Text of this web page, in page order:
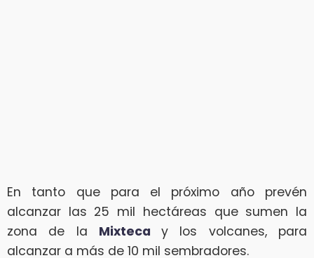
En tanto que para el próximo año prevén
alcanzar las 25 mil hectáreas que sumen la
zona de la Mixtecay los volcanes, para
alcanzar a más de 10 mil sembradores.